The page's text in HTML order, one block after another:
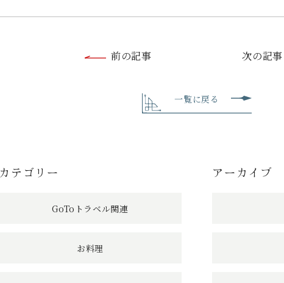
の
ン
前の記事 次の記事
一覧に戻る
カテゴリー
GoToトラベル関連
お料理
アーカイブ